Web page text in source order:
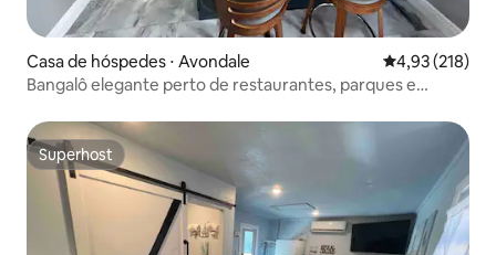
Casa de hóspedes ⋅ Avondale 4,93 de uma
4,93 (218)
Bangalô elegante perto de restaurantes, parques e
Superhost
Superhost